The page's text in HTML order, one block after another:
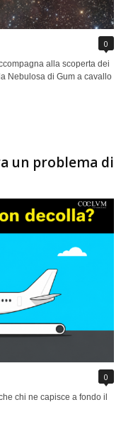
0
alla scoperta dei
Nebulosa di Gum a cavallo
un problema di
0
chi ne capisce a fondo il